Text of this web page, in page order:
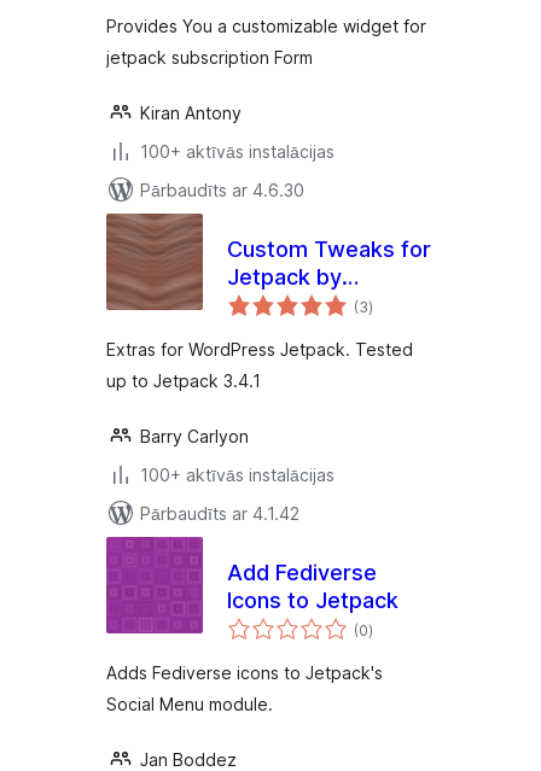
Provides You a customizable widget for
jetpack subscription Form
Kiran Antony
100+ aktīvās instalācijas
Pārbaudīts ar 4.6.30
Custom Tweaks for
Jetpack by
BarryCarlyon(3vērtējumu
kopsumma
)
Extras for WordPress Jetpack. Tested
up to Jetpack 3.4.1
Barry Carlyon
100+ aktīvās instalācijas
Pārbaudīts ar 4.1.42
Add Fediverse
Icons to Jetpack
(0vērtējumu
kopsumma
)
Adds Fediverse icons to Jetpack's
Social Menu module.
Jan Boddez